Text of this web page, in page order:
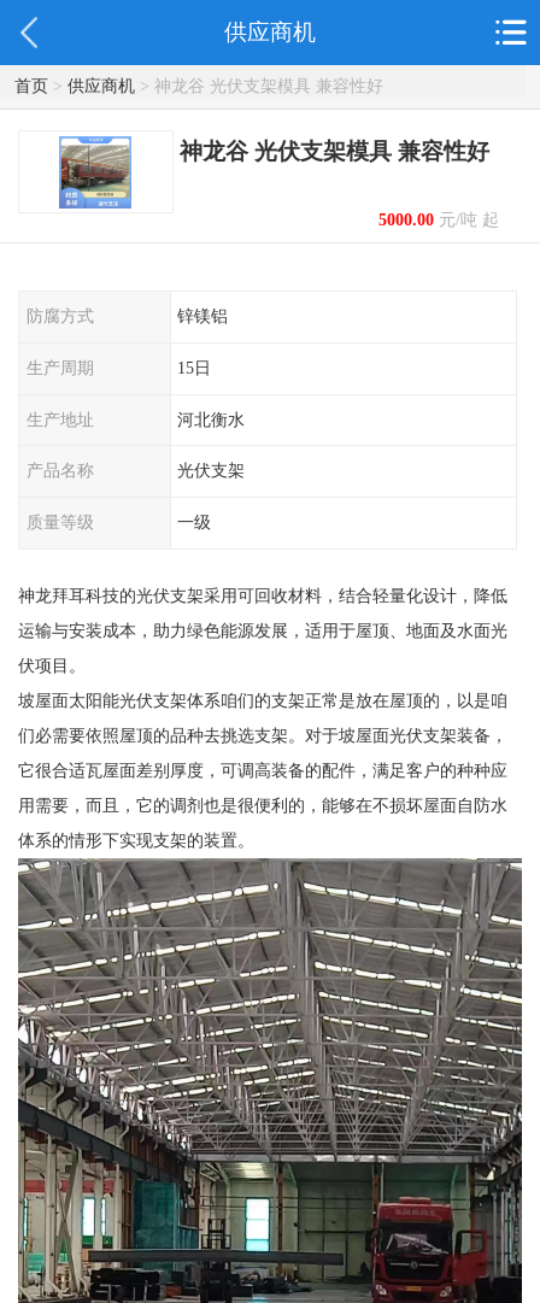
供应商机
首页> 供应商机> 神龙谷 光伏支架模具 兼容性好
神龙谷 光伏支架模具 兼容性好
5000.00元/吨 起
防腐方式 锌镁铝
生产周期 15日
生产地址 河北衡水
产品名称 光伏支架
质量等级 一级
神龙拜耳科技的光伏支架采用可回收材料，结合轻量化设计，降低
运输与安装成本，助力绿色能源发展，适用于屋顶、地面及水面光
伏项目。
坡屋面太阳能光伏支架体系咱们的支架正常是放在屋顶的，以是咱
们必需要依照屋顶的品种去挑选支架。对于坡屋面光伏支架装备，
它很合适瓦屋面差别厚度，可调高装备的配件，满足客户的种种应
用需要，而且，它的调剂也是很便利的，能够在不损坏屋面自防水
体系的情形下实现支架的装置。